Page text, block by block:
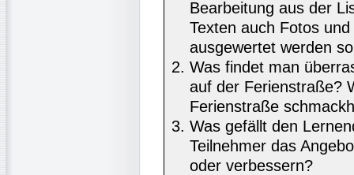
Bearbeitung aus der
Texten auch Fotos
ausgewertet werden
Was findet man
auf der Ferienstraße?
Ferienstraße
Was gefällt den
Teilnehmer das
oder verbessern?